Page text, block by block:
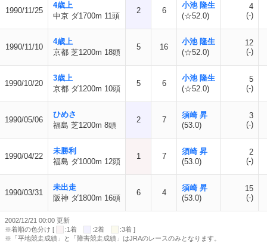
1990/11/25
4歳上
中京 ダ1700m 11頭
2 6
小池 隆生
(☆52.0)
4
(-)
1990/11/10
4歳上
京都 芝1200m 18頭
5 16
小池 隆生
(☆52.0)
12
(-)
1990/10/20
3歳上
京都 ダ1200m 10頭
5 6
小池 隆生
(☆52.0)
5
(-)
1990/05/06
ひめさ
福島 芝1200m 8頭
2 7
須崎 昇
(53.0)
3
(-)
1990/04/22
未勝利
福島 ダ1000m 12頭
1 7
須崎 昇
(53.0)
2
(-)
1990/03/31
未出走
阪神 ダ1800m 16頭
6 4
須崎 昇
(53.0)
15
(-)
2002/12/21 00:00 更新
※着順の色分け [
:1着 :2着
:3着 ]
※「平地競走成績」と「障害競走成績」はJRAのレースのみとなります。